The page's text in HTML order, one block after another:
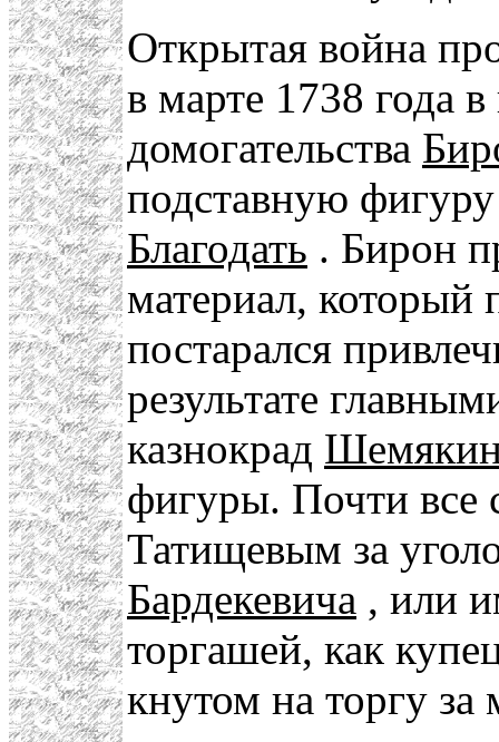
Открытая война
в марте 1738 года
домогательства
подставную
Благодать . Бирон
материал, который
постарался
результате
казнокрад
фигуры. Почти все
Татищевым за
Бардекевича , или
торгашей, как
кнутом на торгу за